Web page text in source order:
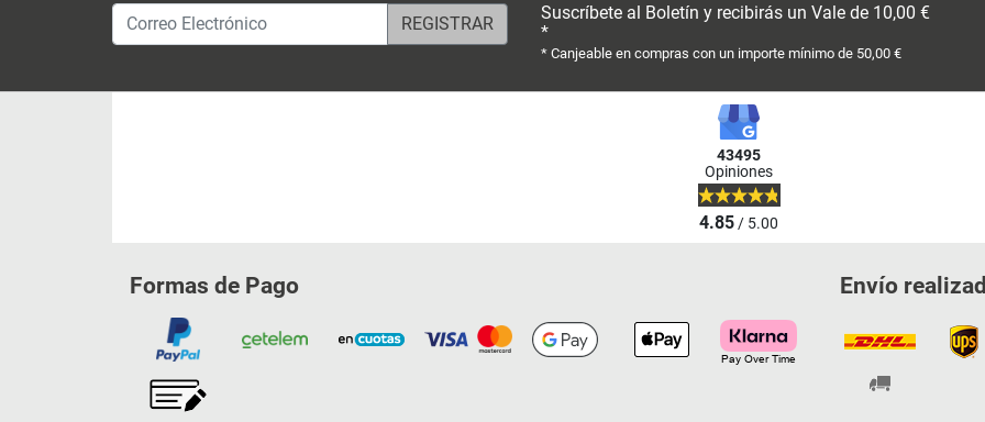
Correo Electrónico
Suscríbete al Boletín y recibirás un Vale de 10,00 €
*
* Canjeable en compras con un importe mínimo de 50,00 €
43495
Opiniones
4.85/ 5.00
Formas de Pago Envío